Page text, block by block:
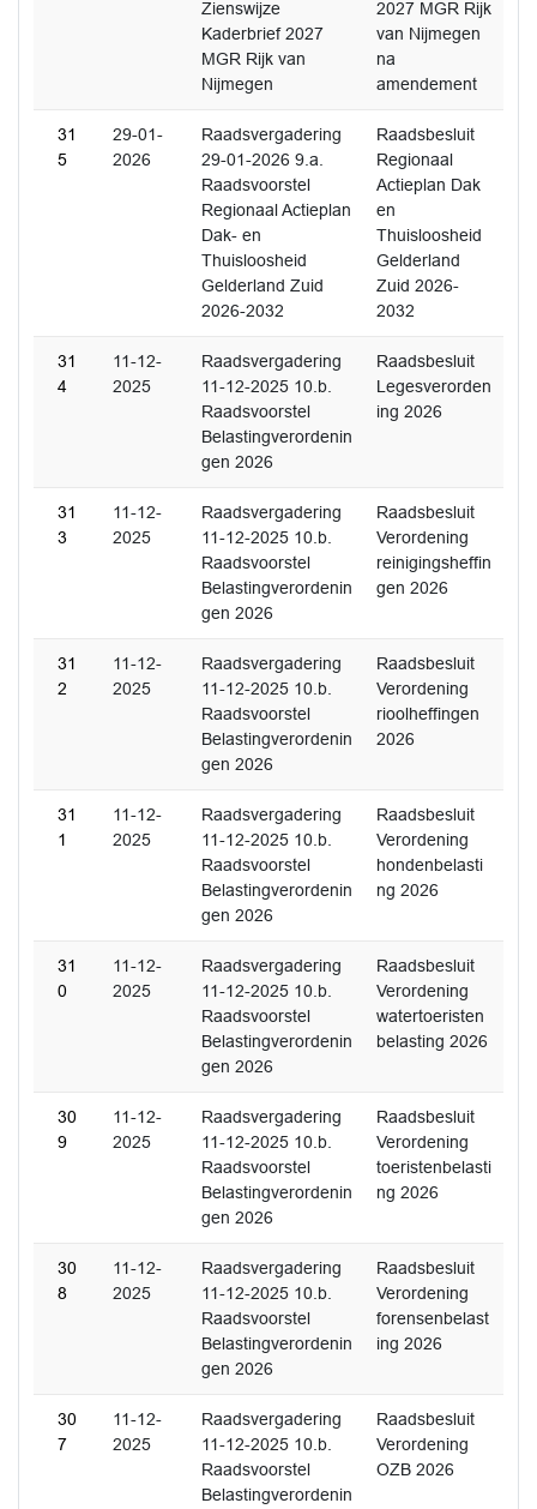
Zienswijze
Kaderbrief 2027
MGR Rijk van
Nijmegen
2027 MGR Rijk
van Nijmegen
na
amendement
31
5
29-01-
2026
Raadsvergadering
29-01-2026 9.a.
Raadsvoorstel
Regionaal Actieplan
Dak- en
Thuisloosheid
Gelderland Zuid
2026-2032
Raadsbesluit
Regionaal
Actieplan Dak
en
Thuisloosheid
Gelderland
Zuid 2026-
2032
31
4
11-12-
2025
Raadsvergadering
11-12-2025 10.b.
Raadsvoorstel
Belastingverordenin
gen 2026
Raadsbesluit
Legesverorden
ing 2026
31
3
11-12-
2025
Raadsvergadering
11-12-2025 10.b.
Raadsvoorstel
Belastingverordenin
gen 2026
Raadsbesluit
Verordening
reinigingsheffin
gen 2026
31
2
11-12-
2025
Raadsvergadering
11-12-2025 10.b.
Raadsvoorstel
Belastingverordenin
gen 2026
Raadsbesluit
Verordening
rioolheffingen
2026
31
1
11-12-
2025
Raadsvergadering
11-12-2025 10.b.
Raadsvoorstel
Belastingverordenin
gen 2026
Raadsbesluit
Verordening
hondenbelasti
ng 2026
31
0
11-12-
2025
Raadsvergadering
11-12-2025 10.b.
Raadsvoorstel
Belastingverordenin
gen 2026
Raadsbesluit
Verordening
watertoeristen
belasting 2026
30
9
11-12-
2025
Raadsvergadering
11-12-2025 10.b.
Raadsvoorstel
Belastingverordenin
gen 2026
Raadsbesluit
Verordening
toeristenbelasti
ng 2026
30
8
11-12-
2025
Raadsvergadering
11-12-2025 10.b.
Raadsvoorstel
Belastingverordenin
gen 2026
Raadsbesluit
Verordening
forensenbelast
ing 2026
30
7
11-12-
2025
Raadsvergadering
11-12-2025 10.b.
Raadsvoorstel
Belastingverordenin
Raadsbesluit
Verordening
OZB 2026